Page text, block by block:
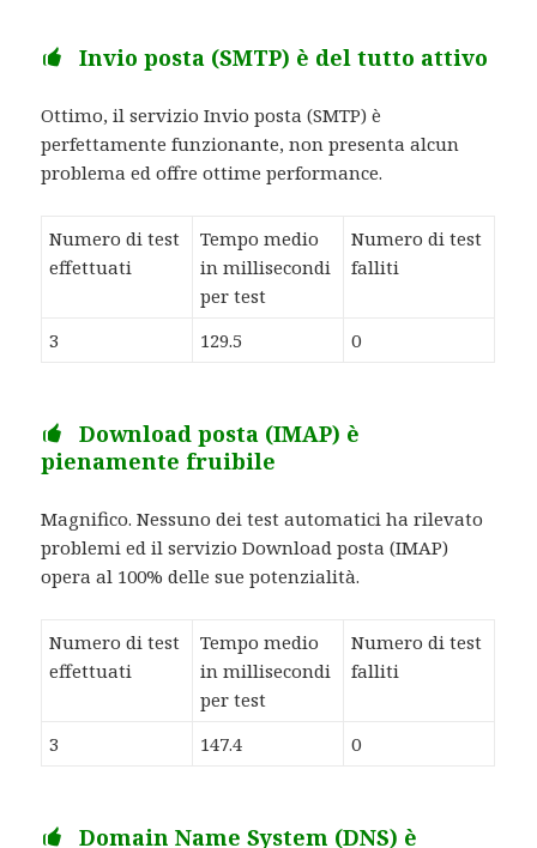
Invio posta (SMTP) è del tutto attivo
Ottimo, il servizio Invio posta (SMTP) è
perfettamente funzionante, non presenta alcun
problema ed offre ottime performance.
Numero di test
effettuati
Tempo medio
in millisecondi
per test
Numero di test
falliti
3 129.5 0
Download posta (IMAP) è
pienamente fruibile
Magnifico. Nessuno dei test automatici ha rilevato
problemi ed il servizio Download posta (IMAP)
opera al 100% delle sue potenzialità.
Numero di test
effettuati
Tempo medio
in millisecondi
per test
Numero di test
falliti
3 147.4 0
Domain Name System (DNS) è